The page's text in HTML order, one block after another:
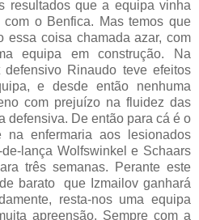
resultados que a equipa vinha
o Benfica. Mas temos que
essa coisa chamada azar, com
equipa em construção. Na
Rinaudo teve efeitos
e desde então nenhuma
com prejuízo na fluidez das
defensiva. De então para cá é o
na enfermaria aos lesionados
lança Wolfswinkel e Schaars
três semanas. Perante este
barato que Izmailov ganhará
resta-nos uma equipa
apreensão. Sempre com a